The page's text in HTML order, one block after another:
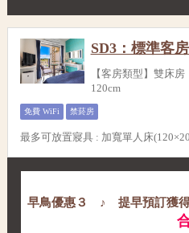
SD3：標準客
【客房類型】雙床
120cm
免費 WiFi 禁菸房
最多可放置寢具 : 加寬單人床
早鳥優惠３ ♪ 提早預訂獲